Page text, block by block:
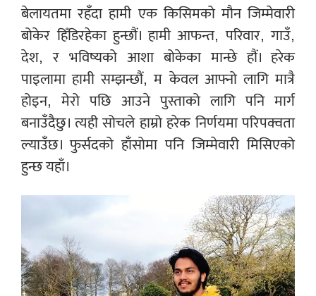
बेलायतमा रहँदा हामी एक किसिमको मौन जिम्मेवारी
बोकेर हिँडिरहेका हुन्छौं। हामी आफन्त, परिवार, गाउँ,
देश, र भविष्यको आशा बोकेका मान्छे हौं। हरेक
पाइलामा हामी सम्झन्छौं, म केवल आफ्नो लागि मात्रै
होइन, मेरो पछि आउने पुस्ताको लागि पनि मार्ग
बनाउँदैछु। त्यही सोचले हाम्रो हरेक निर्णयमा परिपक्वता
ल्याउँछ। फुर्सदको हाँसोमा पनि जिम्मेवारी मिसिएको
हुन्छ यहाँ।